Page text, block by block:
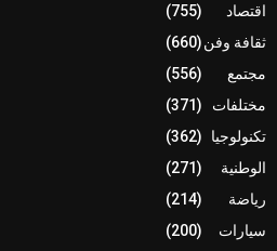
اقتصاد
(755)
ثقافة وفن(660)
مجتمع
(556)
مختلفات
(371)
تكنولوجيا
(362)
الوطنية
(271)
رياضة
(214)
سيارات
(200)